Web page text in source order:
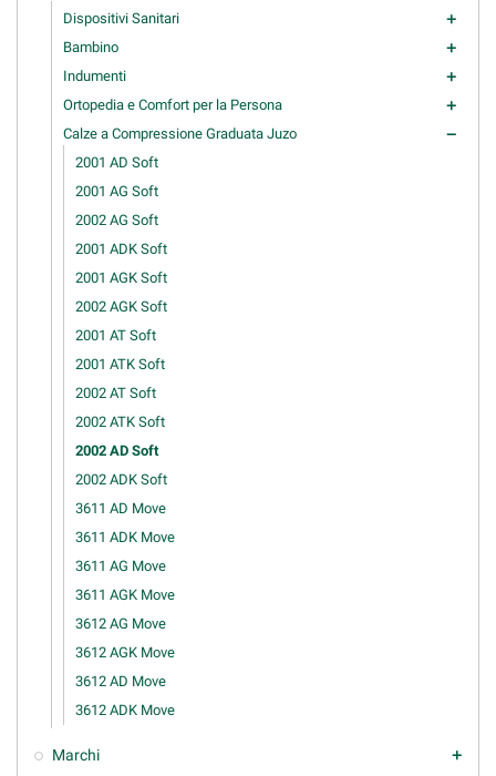
Dispositivi Sanitari add
Bambino add
Indumenti add
Ortopedia e Comfort per la Persona add
Calze a Compressione Graduata Juzo remove
2001 AD Soft
2001 AG Soft
2002 AG Soft
2001 ADK Soft
2001 AGK Soft
2002 AGK Soft
2001 AT Soft
2001 ATK Soft
2002 AT Soft
2002 ATK Soft
2002 AD Soft
2002 ADK Soft
3611 AD Move
3611 ADK Move
3611 AG Move
3611 AGK Move
3612 AG Move
3612 AGK Move
3612 AD Move
3612 ADK Move
Marchi add